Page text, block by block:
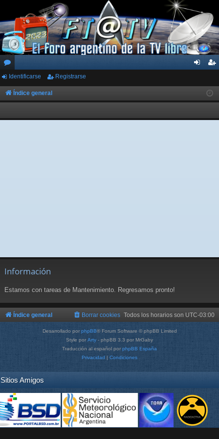
or
os
ar
ist
rs
Identificarse Registrarse
Índice general
Información
Estamos con tareas de Mantenimiento. Regresamos pronto!
Índice general Todos los horarios son UTC-03:00
Borrar cookies
Desarrollado por phpBB® Forum Software © phpBB Limited
Style por Arty - phpBB 3.3 por MrGaby
Traducción al español por phpBB España
Privacidad | Condiciones
Sitios Amigos